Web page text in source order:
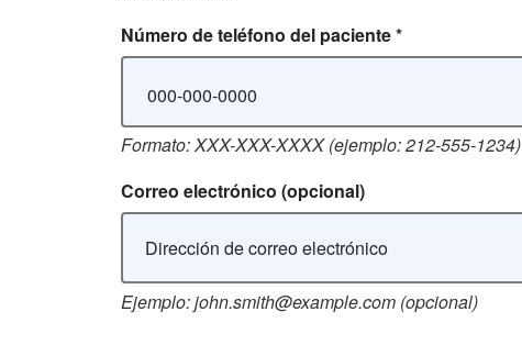
Número de teléfono del paciente *
Formato: XXX-XXX-XXXX (ejemplo: 212-555-1234)
Correo electrónico (opcional)
Ejemplo: john.smith@example.com (opcional)